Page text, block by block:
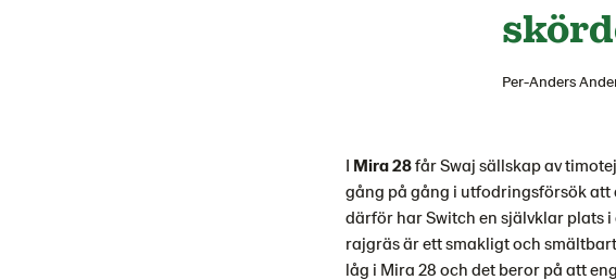
Per-Anders
I Mira 28får Swaj sällskap av
gång på gång i utfodringsförsök
därför har Switch en självklar plats
rajgräs är ett smakligt och
låg i Mira 28 och det beror på att